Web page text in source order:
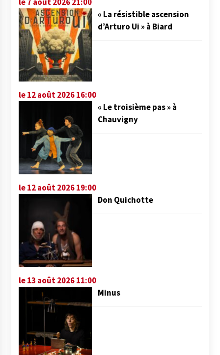
« La résistible ascension
d’Arturo Ui » à Biard
le 12 août 2026 16:00
« Le troisième pas » à
Chauvigny
le 12 août 2026 19:00
Don Quichotte
le 13 août 2026 11:00
Minus